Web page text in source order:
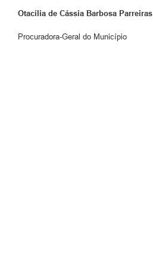
Otacília de Cássia Barbosa Parreiras
Procuradora-Geral do Município